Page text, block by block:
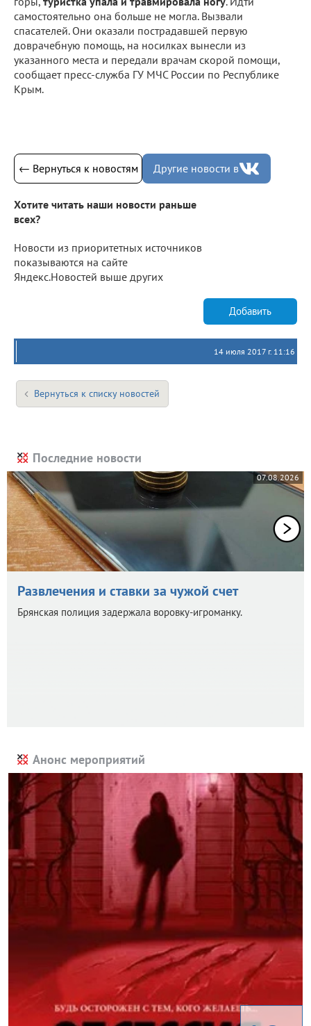
самостоятельно она больше не могла. Вызвали
спасателей. Они оказали пострадавшей первую
доврачебную помощь, на носилках вынесли из
указанного места и передали врачам скорой помощи,
сообщает пресс-служба ГУ МЧС России по Республике
Крым.
← Вернуться к новостям Другие новости в
Хотите читать наши новости раньше
всех?
Новости из приоритетных источников
показываются на сайте
Яндекс.Новостей выше других
Добавить
14 июля 2017 г. 11:16
Вернуться к списку новостей
Последние новости
07.08.2026
Развлечения и ставки за чужой счет
Брянская полиция задержала воровку-игроманку.
Анонс мероприятий